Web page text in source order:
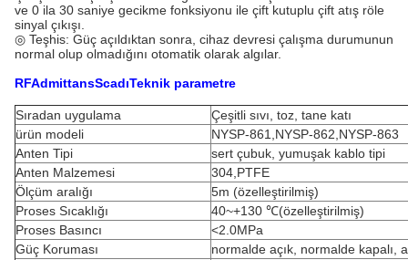
ve 0 ila 30 saniye gecikme fonksiyonu ile çift kutuplu çift atış röle
sinyal çıkışı.
◎ Teşhis: Güç açıldıktan sonra, cihaz devresi çalışma durumunun
normal olup olmadığını otomatik olarak algılar.
RFAdmittansScadıTeknik parametre
Sıradan uygulama
Çeşitli sıvı, toz, tane katı
ürün modeli
NYSP-861,NYSP-862,NYSP-863
Anten Tipi
sert çubuk, yumuşak kablo tipi
Anten Malzemesi
304,PTFE
Ölçüm aralığı
5m (özelleştirilmiş)
Proses Sıcaklığı
40~+130 ℃(özelleştirilmiş)
Proses Basıncı
<2.0MPa
Güç Koruması
normalde açık, normalde kapalı,